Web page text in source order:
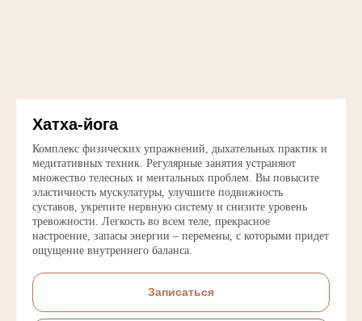
Хатха-йога
Комплекс физических упражнений, дыхательных практик и
медитативных техник. Регулярные занятия устраняют
множество телесных и ментальных проблем. Вы повысите
эластичность мускулатуры, улучшите подвижность
суставов, укрепите нервную систему и снизите уровень
тревожности. Легкость во всем теле, прекрасное
настроение, запасы энергии – перемены, с которыми придет
ощущение внутреннего баланса.
Записаться